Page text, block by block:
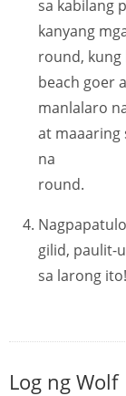
sa kabilang
kanyang
round, kung
beach goer
manlalaro
at maaaring
na
round.
gilid, paulit-
sa larong ito!
Log ng Wolf